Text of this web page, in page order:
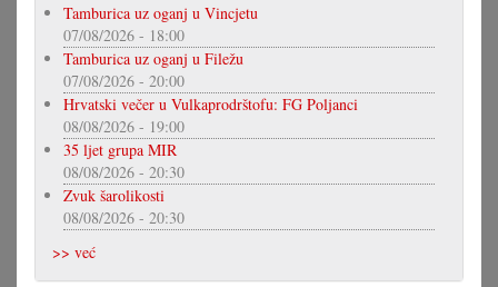
Tamburica uz oganj u Vincjetu
07/08/2026 - 18:00
Tamburica uz oganj u Filežu
07/08/2026 - 20:00
Hrvatski večer u Vulkaprodrštofu: FG Poljanci
08/08/2026 - 19:00
35 ljet grupa MIR
08/08/2026 - 20:30
Zvuk šarolikosti
08/08/2026 - 20:30
>> već